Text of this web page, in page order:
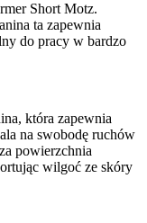
Short Motz.
ta zapewnia
do pracy w bardzo
która zapewnia
na swobodę ruchów
powierzchnia
wilgoć ze skóry